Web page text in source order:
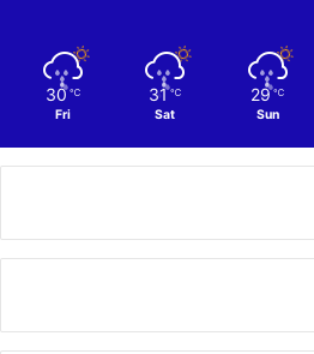
30 ℃
Fri
31 ℃
Sat
29 ℃
Sun